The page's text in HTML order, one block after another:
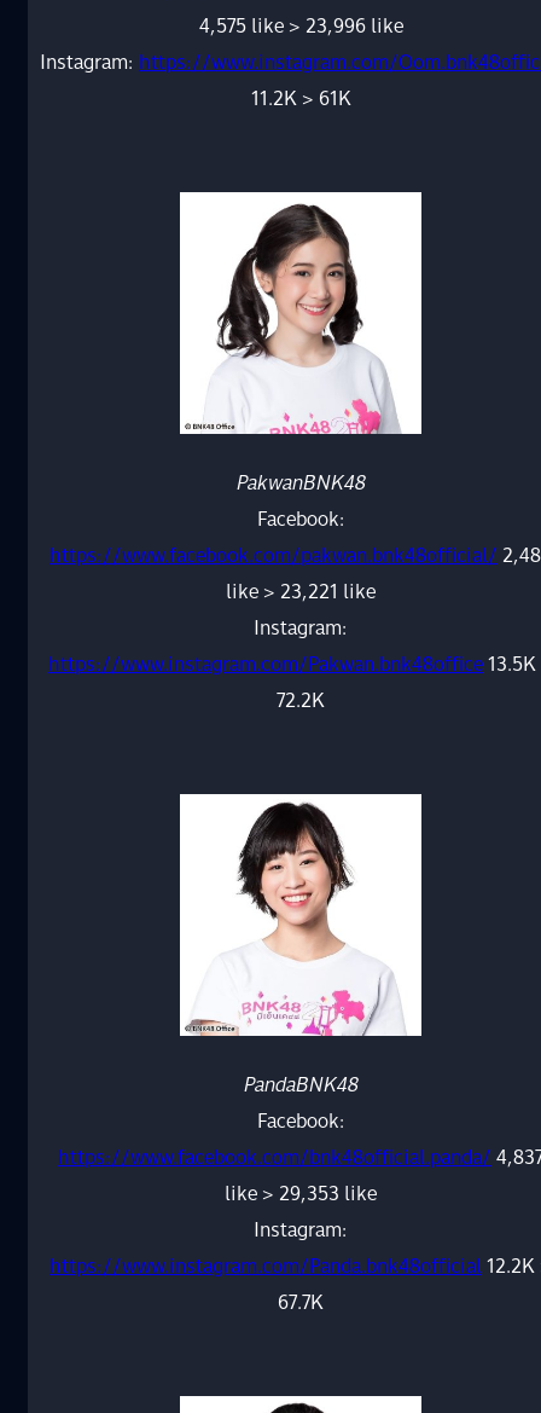
4,575 like > 23,996 like
Instagram: https://www.instagram.com/
11.2K > 61K
PakwanBNK48
Facebook:
https://www.facebook.com/pakwan.bnk48official/
like > 23,221 like
Instagram:
https://www.instagram.com/Pakwan.bnk48office
72.2K
PandaBNK48
Facebook:
https://www.facebook.com/bnk48official.panda/
like > 29,353 like
Instagram:
https://www.instagram.com/Panda.bnk48official
67.7K